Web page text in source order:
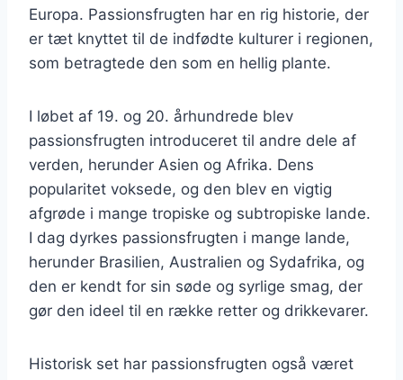
Europa. Passionsfrugten har en rig historie, der
er tæt knyttet til de indfødte kulturer i regionen,
som betragtede den som en hellig plante.
I løbet af 19. og 20. århundrede blev
passionsfrugten introduceret til andre dele af
verden, herunder Asien og Afrika. Dens
popularitet voksede, og den blev en vigtig
afgrøde i mange tropiske og subtropiske lande.
I dag dyrkes passionsfrugten i mange lande,
herunder Brasilien, Australien og Sydafrika, og
den er kendt for sin søde og syrlige smag, der
gør den ideel til en række retter og drikkevarer.
Historisk set har passionsfrugten også været